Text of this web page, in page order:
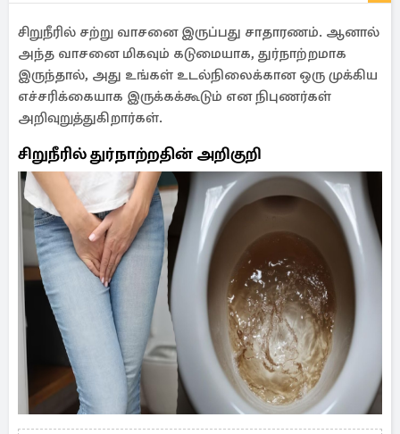
சிறுநீரில் சற்று வாசனை இருப்பது சாதாரணம். ஆனால்
அந்த வாசனை மிகவும் கடுமையாக, துர்நாற்றமாக
இருந்தால், அது உங்கள் உடல்நிலைக்கான ஒரு முக்கிய
எச்சரிக்கையாக இருக்கக்கூடும் என நிபுணர்கள்
அறிவுறுத்துகிறார்கள்.
சிறுநீரில் துர்நாற்றதின் அறிகுறி